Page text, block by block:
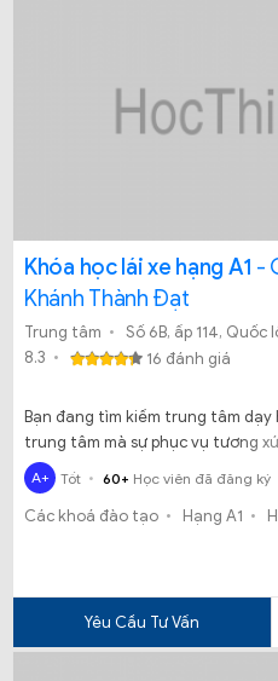
Khóa học lái xe hạng A1 -
Khánh Thành Đạt
Trung tâm
8.3
16 đánh giá
Bạn đang tìm kiếm trung tâm
trung tâm mà sự phục vụ tương
bỏ ra. Bạn mong muốn sau khi
huống và có thể tự tin lái xe sau
biết đến Cơ sở đào tạo lái xe
A+ Tốt 60+ Học viên đã đăng ký
Các khoá đào tạo Hạng A1
Yêu Cầu Tư Vấn